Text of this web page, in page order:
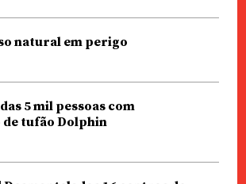
natural em perigo
5 mil pessoas com
tufão Dolphin